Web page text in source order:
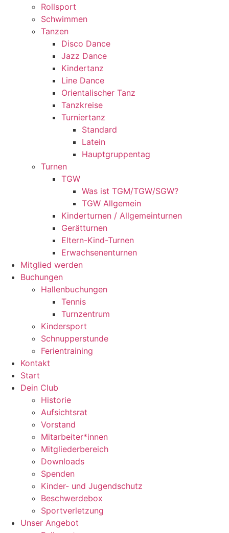
Rollsport
Schwimmen
Tanzen
Disco Dance
Jazz Dance
Kindertanz
Line Dance
Orientalischer Tanz
Tanzkreise
Turniertanz
Standard
Latein
Hauptgruppentag
Turnen
TGW
Was ist TGM/TGW/SGW?
TGW Allgemein
Kinderturnen / Allgemeinturnen
Gerätturnen
Eltern-Kind-Turnen
Erwachsenenturnen
Mitglied werden
Buchungen
Hallenbuchungen
Tennis
Turnzentrum
Kindersport
Schnupperstunde
Ferientraining
Kontakt
Start
Dein Club
Historie
Aufsichtsrat
Vorstand
Mitarbeiter*innen
Mitgliederbereich
Downloads
Spenden
Kinder- und Jugendschutz
Beschwerdebox
Sportverletzung
Unser Angebot